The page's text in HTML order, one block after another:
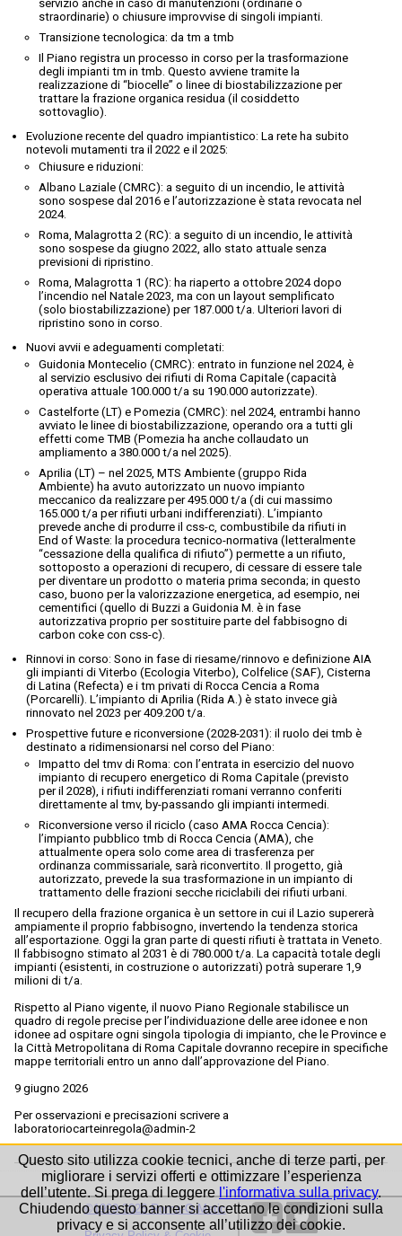
servizio anche in caso di manutenzioni (ordinarie o
straordinarie) o chiusure improvvise di singoli impianti.
Transizione tecnologica: da tm a tmb
Il Piano registra un processo in corso per la trasformazione
degli impianti tm in tmb. Questo avviene tramite la
realizzazione di “biocelle” o linee di biostabilizzazione per
trattare la frazione organica residua (il cosiddetto
sottovaglio).
Evoluzione recente del quadro impiantistico: La rete ha subito
notevoli mutamenti tra il 2022 e il 2025:
Chiusure e riduzioni:
Albano Laziale (CMRC): a seguito di un incendio, le attività
sono sospese dal 2016 e l’autorizzazione è stata revocata nel
2024.
Roma, Malagrotta 2 (RC): a seguito di un incendio, le attività
sono sospese da giugno 2022, allo stato attuale senza
previsioni di ripristino.
Roma, Malagrotta 1 (RC): ha riaperto a ottobre 2024 dopo
l’incendio nel Natale 2023, ma con un layout semplificato
(solo biostabilizzazione) per 187.000 t/a. Ulteriori lavori di
ripristino sono in corso.
Nuovi avvii e adeguamenti completati:
Guidonia Montecelio (CMRC): entrato in funzione nel 2024, è
al servizio esclusivo dei rifiuti di Roma Capitale (capacità
operativa attuale 100.000 t/a su 190.000 autorizzate).
Castelforte (LT) e Pomezia (CMRC): nel 2024, entrambi hanno
avviato le linee di biostabilizzazione, operando ora a tutti gli
effetti come TMB (Pomezia ha anche collaudato un
ampliamento a 380.000 t/a nel 2025).
Aprilia (LT) – nel 2025, MTS Ambiente (gruppo Rida
Ambiente) ha avuto autorizzato un nuovo impianto
meccanico da realizzare per 495.000 t/a (di cui massimo
165.000 t/a per rifiuti urbani indifferenziati). L’impianto
prevede anche di produrre il css-c, combustibile da rifiuti in
End of Waste: la procedura tecnico-normativa (letteralmente
“cessazione della qualifica di rifiuto”) permette a un rifiuto,
sottoposto a operazioni di recupero, di cessare di essere tale
per diventare un prodotto o materia prima seconda; in questo
caso, buono per la valorizzazione energetica, ad esempio, nei
cementifici (quello di Buzzi a Guidonia M. è in fase
autorizzativa proprio per sostituire parte del fabbisogno di
carbon coke con css-c).
Rinnovi in corso: Sono in fase di riesame/rinnovo e definizione AIA
gli impianti di Viterbo (Ecologia Viterbo), Colfelice (SAF), Cisterna
di Latina (Refecta) e i tm privati di Rocca Cencia a Roma
(Porcarelli). L’impianto di Aprilia (Rida A.) è stato invece già
rinnovato nel 2023 per 409.200 t/a.
Prospettive future e riconversione (2028-2031): il ruolo dei tmb è
destinato a ridimensionarsi nel corso del Piano:
Impatto del tmv di Roma: con l’entrata in esercizio del nuovo
impianto di recupero energetico di Roma Capitale (previsto
per il 2028), i rifiuti indifferenziati romani verranno conferiti
direttamente al tmv, by-passando gli impianti intermedi.
Riconversione verso il riciclo (caso AMA Rocca Cencia):
l’impianto pubblico tmb di Rocca Cencia (AMA), che
attualmente opera solo come area di trasferenza per
ordinanza commissariale, sarà riconvertito. Il progetto, già
autorizzato, prevede la sua trasformazione in un impianto di
trattamento delle frazioni secche riciclabili dei rifiuti urbani.
Il recupero della frazione organica è un settore in cui il Lazio supererà
ampiamente il proprio fabbisogno, invertendo la tendenza storica
all’esportazione. Oggi la gran parte di questi rifiuti è trattata in Veneto.
Il fabbisogno stimato al 2031 è di 780.000 t/a. La capacità totale degli
impianti (esistenti, in costruzione o autorizzati) potrà superare 1,9
milioni di t/a.
Rispetto al Piano vigente, il nuovo Piano Regionale stabilisce un
quadro di regole precise per l’individuazione delle aree idonee e non
idonee ad ospitare ogni singola tipologia di impianto, che le Province e
la Città Metropolitana di Roma Capitale dovranno recepire in specifiche
mappe territoriali entro un anno dall’approvazione del Piano.
9 giugno 2026
Per osservazioni e precisazioni scrivere a
laboratoriocarteinregola@admin-2
©1999-2026 Roma-O-Matic
Questo sito utilizza cookie tecnici, anche di terze parti, per
migliorare i servizi offerti e ottimizzare l’esperienza
dell’utente. Si prega di leggerel'informativa sulla privacy.
Chiudendo questo banner si accettano le condizioni sulla
privacy e si acconsente all’utilizzo dei cookie.